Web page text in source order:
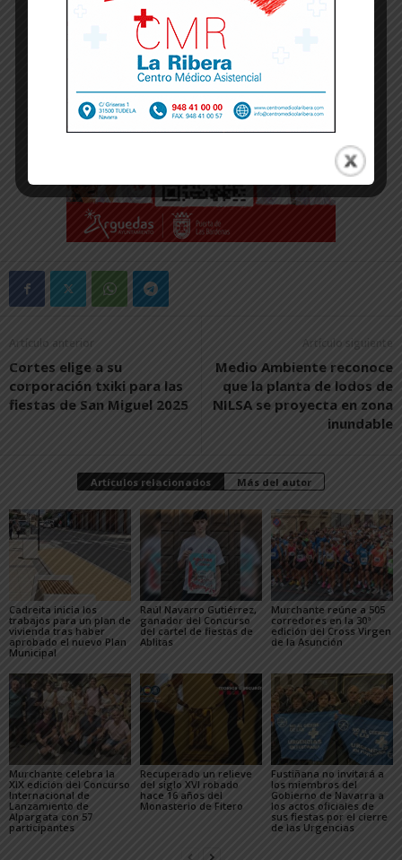
Artículo anterior
Cortes elige a su
corporación txiki para las
fiestas de San Miguel 2025
Artículo siguiente
Medio Ambiente reconoce
que la planta de lodos de
NILSA se proyecta en zona
inundable
Artículos relacionados Más del autor
Cadreita inicia los
trabajos para un plan de
vivienda tras haber
aprobado el nuevo Plan
Municipal
Raúl Navarro Gutiérrez,
ganador del Concurso
del cartel de fiestas de
Ablitas
Murchante reúne a 505
corredores en la 30ª
edición del Cross Virgen
de la Asunción
Murchante celebra la
XIX edición del Concurso
Internacional de
Lanzamiento de
Alpargata con 57
participantes
Recuperado un relieve
del siglo XVI robado
hace 16 años del
Monasterio de Fitero
Fustiñana no invitará a
los miembros del
Gobierno de Navarra a
los actos oficiales de
sus fiestas por el cierre
de las Urgencias